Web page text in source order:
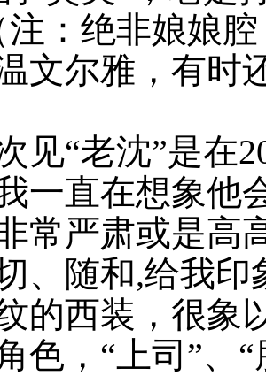
注：绝非娘娘
文尔雅，有时
见“老沈”是在
一直在想象他
常严肃或是高
、随和,给我
的西装，很象
色，“上司”、